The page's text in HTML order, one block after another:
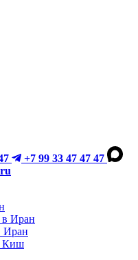
+7 99 33 47 47 47
Иран
Иран
Киш